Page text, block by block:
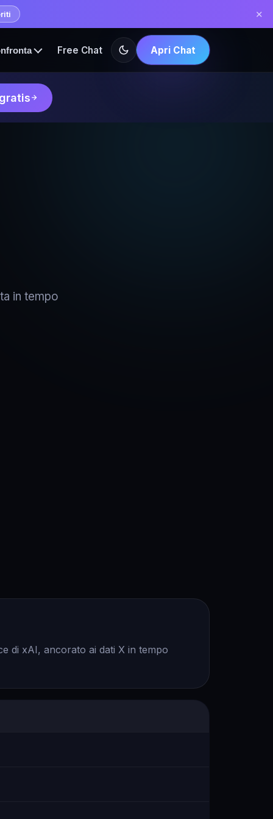
✕
Free Chat Apri Chat
in tempo
di xAI, ancorato ai dati X in tempo